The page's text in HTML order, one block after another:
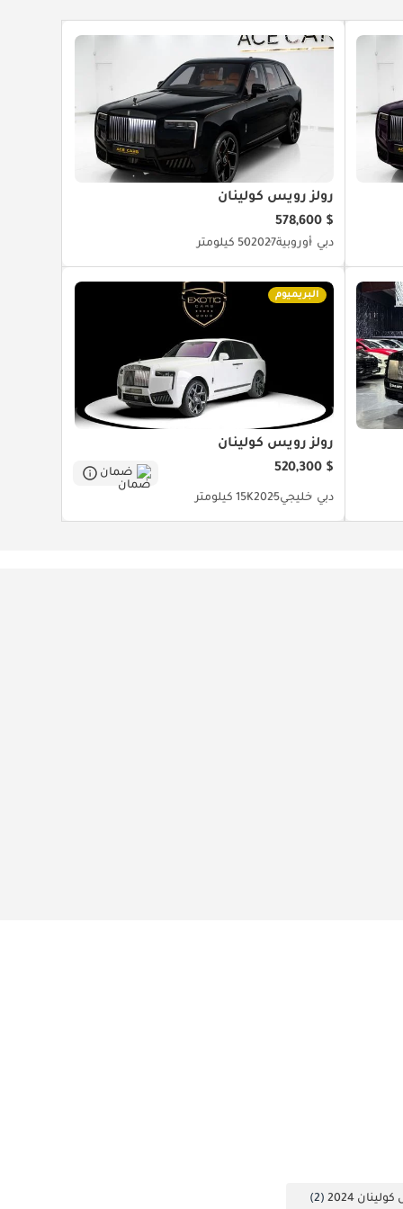
رولز رويس كولينان
$ 578,600
دبي أوروبية202750 كيلومتر
البريميوم
رولز رويس كولينان
$ 520,300
ضمان
دبي خليجي202515K كيلومتر
2024
(2)